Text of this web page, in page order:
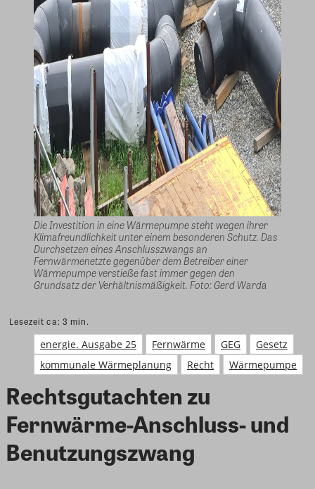
Die Investition in eine Wärmepumpe steht wegen ihrer
Klimafreundlichkeit unter einem besonderen Schutz. Das
Durchsetzen eines Anschlusszwangs an
Fernwärmenetzte gegenüber dem Betreiber einer
Wärmepumpe verstieße fast immer gegen den
Grundsatz der Verhältnismäßigkeit. Foto: Gerd Warda
Lesezeit ca: 3 min.
energie. Ausgabe 25 Fernwärme GEG
Gesetz
kommunale Wärmeplanung
Recht Wärmepumpe
Rechtsgutachten zu
Fernwärme-Anschluss- und
Benutzungszwang